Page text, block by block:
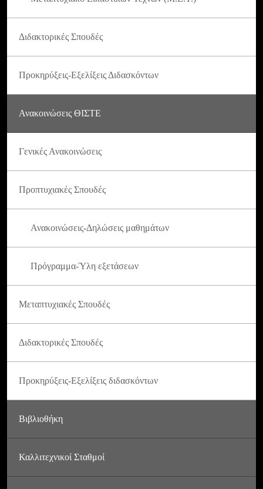
Διδακτορικές Σπουδές
Προκηρύξεις-Εξελίξεις Διδασκόντων
Ανακοινώσεις ΘΙΣΤΕ
Γενικές Ανακοινώσεις
Προπτυχιακές Σπουδές
Ανακοινώσεις-Δηλώσεις μαθημάτων
Πρόγραμμα-Ύλη εξετάσεων
Μεταπτυχιακές Σπουδές
Διδακτορικές Σπουδές
Προκηρύξεις-Εξελίξεις διδασκόντων
Βιβλιοθήκη
Καλλιτεχνικοί Σταθμοί